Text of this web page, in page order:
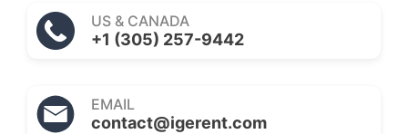
US & CANADA
+1 (305) 257-9442
EMAIL
contact@igerent.com